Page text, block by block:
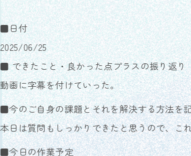
■日付
2025/06/25
■ できたこと・良かった点プラスの振り返り
動画に字幕を付けていった。
■今のご自身の課題とそれを解決する方法を
本日は質問もしっかりできたと思うので、こ
■今日の作業予定